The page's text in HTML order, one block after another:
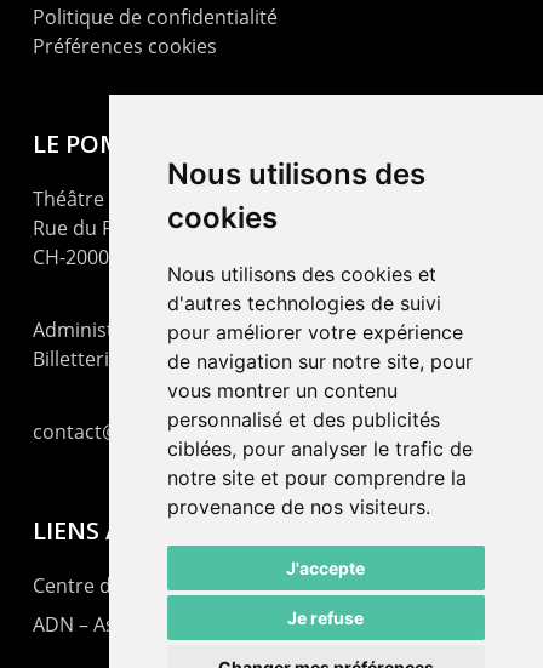
Nous utilisons des
cookies
Nous utilisons des cookies et
d'autres technologies de suivi
pour améliorer votre expérience
de navigation sur notre site, pour
vous montrer un contenu
personnalisé et des publicités
ciblées, pour analyser le trafic de
notre site et pour comprendre la
provenance de nos visiteurs.
J'accepte
Je refuse
Politique de confidentialité
Préférences cookies
LE POMMIER
Théâtre – Centre Culturel Neuchâtelois
Rue du Pommier 9
CH-2000 Neuchâtel
Administration : +41 32 725 03 03
Billetterie : +41 32 725 05 05
contact@lepommier.ch
LIENS AMIS
Centre de culture ABC
ADN – Association Danse Neuchâtel